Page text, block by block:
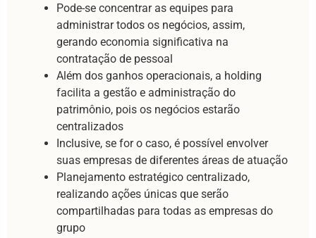
Pode-se concentrar as equipes para
administrar todos os negócios, assim,
gerando economia significativa na
contratação de pessoal
Além dos ganhos operacionais, a holding
facilita a gestão e administração do
patrimônio, pois os negócios estarão
centralizados
Inclusive, se for o caso, é possível envolver
suas empresas de diferentes áreas de atuação
Planejamento estratégico centralizado,
realizando ações únicas que serão
compartilhadas para todas as empresas do
grupo